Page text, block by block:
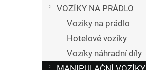
n
VOZÍKY NA PRÁDLO
Voziky na prádlo
Hotelové vozíky
Vozíky náhradní díly